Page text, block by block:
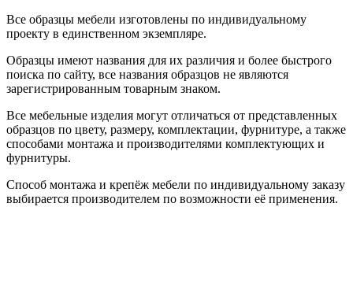
Все образцы мебели изготовлены по индивидуальному
проекту в единственном экземпляре.
Образцы имеют названия для их различия и более быстрого
поиска по сайту, все названия образцов не являются
зарегистрированным товарным знаком.
Все мебельные изделия могут отличаться от представленных
образцов по цвету, размеру, комплектации, фурнитуре, а также
способами монтажа и производителями комплектующих и
фурнитуры.
Способ монтажа и крепёж мебели по индивидуальному заказу
выбирается производителем по возможности её применения.